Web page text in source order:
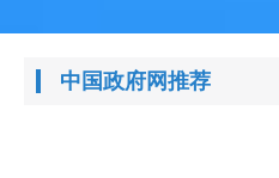
中国政府网推荐